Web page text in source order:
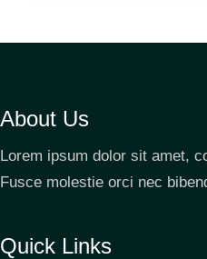
About Us
Lorem ipsum dolor sit amet,
Fusce molestie orci nec
Quick Links